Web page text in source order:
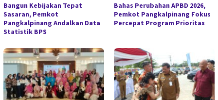
Bangun Kebijakan Tepat
Sasaran, Pemkot
Pangkalpinang Andalkan Data
Statistik BPS
Bahas Perubahan APBD 2026,
Pemkot Pangkalpinang Fokus
Percepat Program Prioritas